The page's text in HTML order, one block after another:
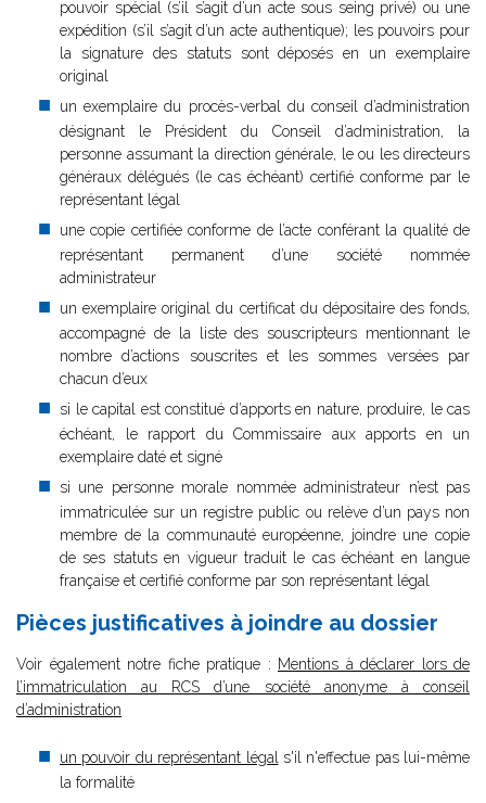
pouvoir spécial (s’il s’agit d’un acte sous seing privé) ou une
expédition (s’il s’agit d’un acte authentique); les pouvoirs pour
la signature des statuts sont déposés en un exemplaire
original
un exemplaire du procès-verbal du conseil d’administration
désignant le Président du Conseil d’administration, la
personne assumant la direction générale, le ou les directeurs
généraux délégués (le cas échéant) certifié conforme par le
représentant légal
une copie certifiée conforme de l’acte conférant la qualité de
représentant permanent d’une société nommée
administrateur
un exemplaire original du certificat du dépositaire des fonds,
accompagné de la liste des souscripteurs mentionnant le
nombre d’actions souscrites et les sommes versées par
chacun d’eux
si le capital est constitué d’apports en nature, produire, le cas
échéant, le rapport du Commissaire aux apports en un
exemplaire daté et signé
si une personne morale nommée administrateur n’est pas
immatriculée sur un registre public ou relève d’un pays non
membre de la communauté européenne, joindre une copie
de ses statuts en vigueur traduit le cas échéant en langue
française et certifié conforme par son représentant légal
Pièces justificatives à joindre au dossier
Voir également notre fiche pratique : Mentions à déclarer lors de
l’immatriculation au RCS d’une société anonyme à conseil
d’administration
un pouvoir du représentant légal s'il n'effectue pas lui-même
la formalité